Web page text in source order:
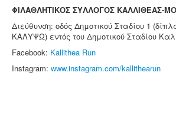
ΦΙΛΑΘΛΗΤΙΚΟΣ ΣΥΛΛΟΓΟΣ ΚΑΛΛΙΘΕΑΣ-
Διεύθυνση: οδός Δημοτικού Σταδίου 1
ΚΑΛΥΨΩ) εντός του Δημοτικού Σταδίου
Facebook: Kallithea Run
Instagram: www.instagram.com/kallithearun